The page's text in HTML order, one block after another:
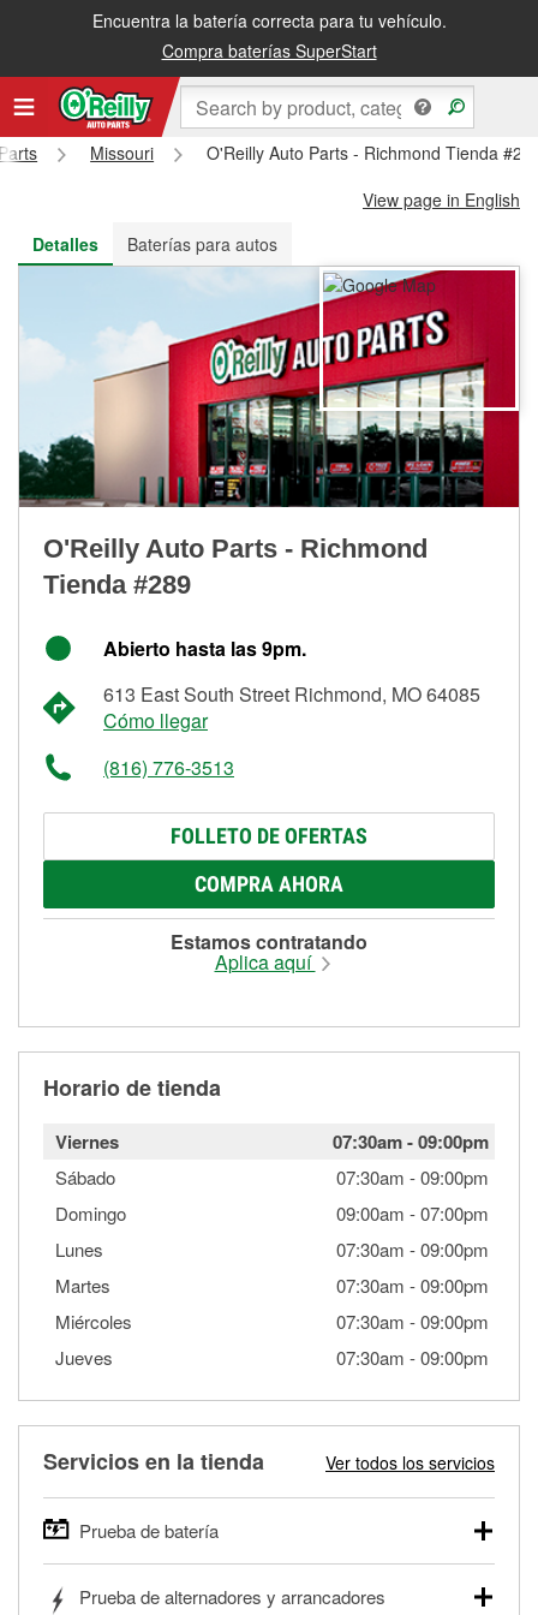
Encuentra la batería correcta para tu vehículo.
Compra baterías SuperStart
Recibe tu orden gratis al día siguiente o recógela en la tienda
Missouri
O'Reilly Auto Parts - Richmond Tienda
View page in English
Detalles
Baterías para autos
O'Reilly Auto Parts - Richmond
Tienda #289
Abierto hasta las 9pm.
613 East South Street Richmond, MO 64085
Cómo llegar
(816) 776-3513
FOLLETO DE OFERTAS
COMPRA AHORA
Estamos contratando
Aplica aquí
Horario de tienda
Viernes 07:30am-09:00pm
Sábado 07:30am -09:00pm
Domingo
09:00am -07:00pm
Lunes
07:30am -09:00pm
Martes
07:30am -09:00pm
Miércoles
07:30am -09:00pm
Jueves
07:30am -09:00pm
Servicios en la tienda Ver todos los servicios
Prueba de batería
autos, camionetas, SUVs, vehículos comerciales y
Prueba de alternadores y arrancadores